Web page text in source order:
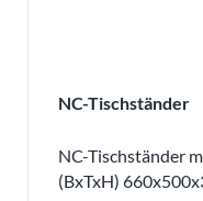
NC-Tischständer
NC-Tischständer
(BxTxH)